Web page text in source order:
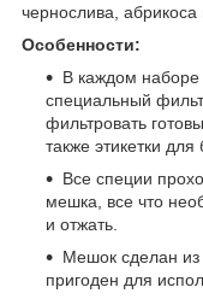
чернослива, абрикоса
Особенности:
В каждом наборе
специальный
фильтровать
также этикетки
Все специи
мешка, все что
и отжать.
Мешок сделан из
пригоден для